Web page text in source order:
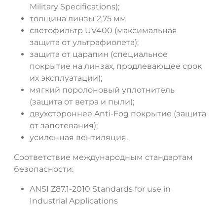
Military Specifications);
толщина линзы 2,75 мм
светофильтр UV400 (максимальная
защита от ультрафиолета);
защита от царапин (специальное
покрытие на линзах, продлевающее срок
их эксплуатации);
мягкий поролоновый уплотнитель
(защита от ветра и пыли);
двухстороннее Anti-Fog покрытие (защита
от запотевания);
усиленная вентиляция.
Соответствие международным стандартам
безопасности:
ANSI Z87.1-2010 Standards for use in
Industrial Applications